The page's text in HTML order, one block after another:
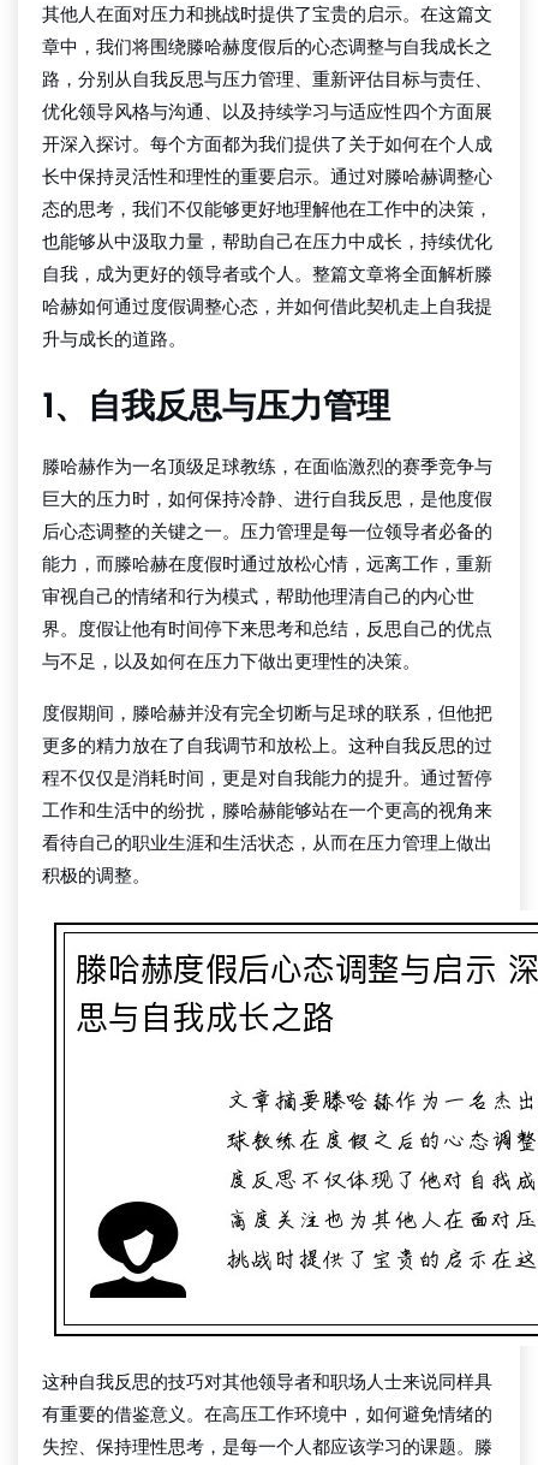
其他人在面对压力和挑战时提供了宝贵的启示。在这篇文
章中，我们将围绕滕哈赫度假后的心态调整与自我成长之
路，分别从自我反思与压力管理、重新评估目标与责任、
优化领导风格与沟通、以及持续学习与适应性四个方面展
开深入探讨。每个方面都为我们提供了关于如何在个人成
长中保持灵活性和理性的重要启示。通过对滕哈赫调整心
态的思考，我们不仅能够更好地理解他在工作中的决策，
也能够从中汲取力量，帮助自己在压力中成长，持续优化
自我，成为更好的领导者或个人。整篇文章将全面解析滕
哈赫如何通过度假调整心态，并如何借此契机走上自我提
升与成长的道路。
1、自我反思与压力管理
滕哈赫作为一名顶级足球教练，在面临激烈的赛季竞争与
巨大的压力时，如何保持冷静、进行自我反思，是他度假
后心态调整的关键之一。压力管理是每一位领导者必备的
能力，而滕哈赫在度假时通过放松心情，远离工作，重新
审视自己的情绪和行为模式，帮助他理清自己的内心世
界。度假让他有时间停下来思考和总结，反思自己的优点
与不足，以及如何在压力下做出更理性的决策。
度假期间，滕哈赫并没有完全切断与足球的联系，但他把
更多的精力放在了自我调节和放松上。这种自我反思的过
程不仅仅是消耗时间，更是对自我能力的提升。通过暂停
工作和生活中的纷扰，滕哈赫能够站在一个更高的视角来
看待自己的职业生涯和生活状态，从而在压力管理上做出
积极的调整。
这种自我反思的技巧对其他领导者和职场人士来说同样具
有重要的借鉴意义。在高压工作环境中，如何避免情绪的
失控、保持理性思考，是每一个人都应该学习的课题。滕